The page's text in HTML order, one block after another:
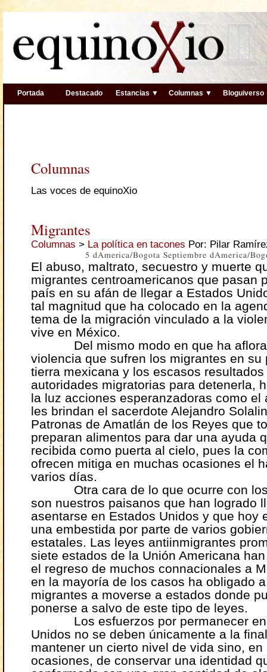
Portada Destacado Estancias ▼ Columnas ▼ Bloguiverso
Columnas
Las voces de equinoXio
Migrantes
Columnas > La política en tacones Por: Pilar
5 dAmerica/Bogota Septiembre dAmerica/
El abuso, maltrato, secuestro y muerte
migrantes centroamericanos que pasan
país en su afán de llegar a Estados
tal magnitud que ha colocado en la
tema de la migración vinculado a la
vive en México.
Del mismo modo en que ha
violencia que sufren los migrantes en su
tierra mexicana y los escasos
autoridades migratorias para detenerla,
la luz acciones esperanzadoras como el
les brindan el sacerdote Alejandro
Patronas de Amatlán de los Reyes que
preparan alimentos para dar una ayuda
recibida como puerta al cielo, pues la
ofrecen mitiga en muchas ocasiones el
varios días.
Otra cara de lo que ocurre con los
son nuestros paisanos que han logrado
asentarse en Estados Unidos y que hoy
una embestida por parte de varios
estatales. Las leyes antiinmigrantes
siete estados de la Unión Americana
el regreso de muchos connacionales a
en la mayoría de los casos ha obligado
migrantes a moverse a estados donde
ponerse a salvo de este tipo de leyes.
Los esfuerzos por permanecer en
Unidos no se deben únicamente a la
mantener un cierto nivel de vida sino, en
ocasiones, de conservar una identidad